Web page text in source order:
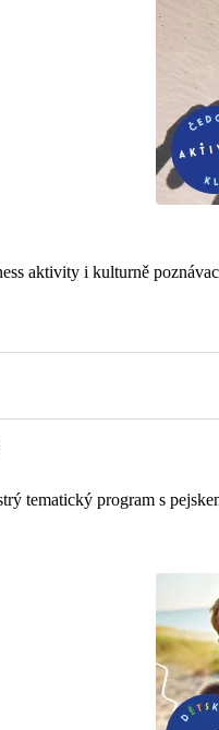
aktivity i kulturně
tematický program s